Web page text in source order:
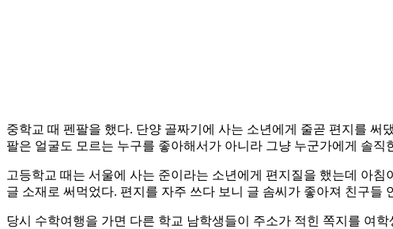
중학교 때 펜팔을 했다. 단양 골짜기에 사는 소년에게 줄곧 편지를
팔은 얼굴도 모르는 누구를 좋아해서가 아니라 그냥 누군가에게 솔직
고등학교 때는 서울에 사는 준이라는 소년에게 편지질을 했는데 아
글 소재로 써먹었다. 편지를 자주 쓰다 보니 글 솜씨가 좋아져 친구
당시 수학여행을 가면 다른 학교 남학생들이 주소가 적힌 쪽지를 여